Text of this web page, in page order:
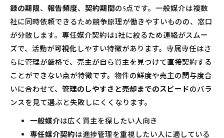
録の期限、 報告頻度、 契約期間の5点です。一般媒介は複数
社に同時依頼できるため競争原理が働きやすいものの、窓口
が分散します。専任媒介契約は1社に絞るため連絡がスムー
ズで、活動が可視化 しやすい特徴があります。専属専任はさ
らに管理が厳格で、売主が自ら買主を見つけて直接契約する
ことができない点が特徴です。物件の鮮度や売主の関与度合
いに合わせて、 管理のしやすさと売却までのスピードのバラ
ンスを見て選ぶと失敗しにくくなります。
一般媒介は広く買主を探したい人向き
専任媒介契約は進捗管理を重視したい人に適している